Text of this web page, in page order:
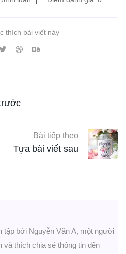
thích bài viết này
Bài tiếp theo
Tựa bài viết sau
tập bởi Nguyễn Văn A, một người
và thích chia sẻ thông tin đến